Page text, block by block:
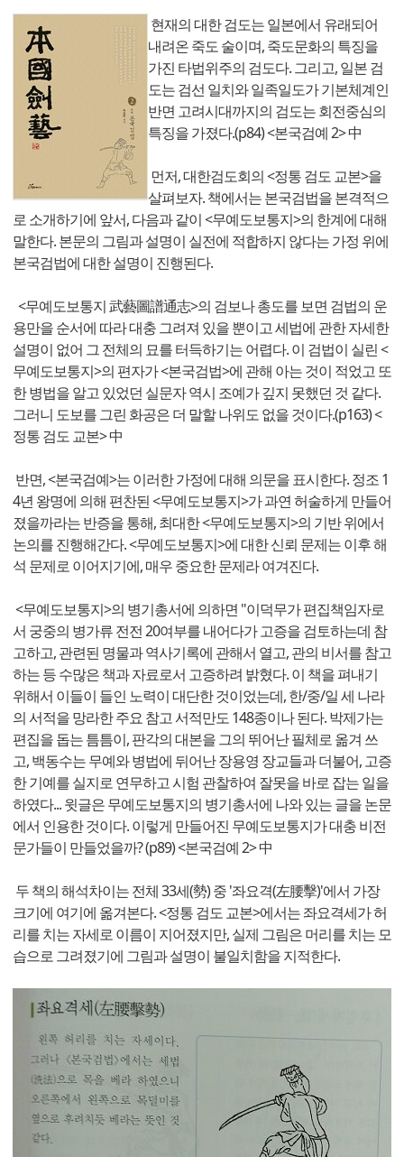
현재의 대한 검도는 일본에서 유래되어
내려온 죽도 술이며, 죽도문화의 특징을
가진 타법위주의 검도다. 그리고, 일본 검
도는 검선 일치와 일족일도가 기본체계인
반면 고려시대까지의 검도는 회전중심의
특징을 가졌다.(p84) <본국검예 2> 中
먼저, 대한검도회의 <정통 검도 교본>을
살펴보자. 책에서는 본국검법을 본격적으
로 소개하기에 앞서, 다음과 같이 <무예도보통지>의 한계에 대해
말한다. 본문의 그림과 설명이 실전에 적합하지 않다는 가정 위에
본국검법에 대한 설명이 진행된다.
<무예도보통지 武藝圖譜通志>의 검보나 총도를 보면 검법의 운
용만을 순서에 따라 대충 그려져 있을 뿐이고 세법에 관한 자세한
설명이 없어 그 전체의 묘를 터득하기는 어렵다. 이 검법이 실린 <
무예도보통지>의 편자가 <본국검법>에 관해 아는 것이 적었고 또
한 병법을 알고 있었던 실문자 역시 조예가 깊지 못했던 것 같다.
그러니 도보를 그린 화공은 더 말할 나위도 없을 것이다.(p163) <
정통 검도 교본> 中
반면, <본국검예>는 이러한 가정에 대해 의문을 표시한다. 정조 1
4년 왕명에 의해 편찬된 <무예도보통지>가 과연 허술하게 만들어
졌을까라는 반증을 통해, 최대한 <무예도보통지>의 기반 위에서
논의를 진행해간다. <무예도보통지>에 대한 신뢰 문제는 이후 해
석 문제로 이어지기에, 매우 중요한 문제라 여겨진다.
<무예도보통지>의 병기총서에 의하면 "이덕무가 편집책임자로
서 궁중의 병가류 전전 20여부를 내어다가 고증을 검토하는데 참
고하고, 관련된 명물과 역사기록에 관해서 열고, 관의 비서를 참고
하는 등 수많은 책과 자료로서 고증하려 밝혔다. 이 책을 펴내기
위해서 이들이 들인 노력이 대단한 것이었는데, 한/중/일 세 나라
의 서적을 망라한 주요 참고 서적만도 148종이나 된다. 박제가는
편집을 돕는 틈틈이, 판각의 대본을 그의 뛰어난 필체로 옮겨 쓰
고, 백동수는 무예와 병법에 뒤어난 장용영 장교들과 더불어, 고증
한 기예를 실지로 연무하고 시험 관찰하여 잘못을 바로 잡는 일을
하였다... 윗글은 무예도보통지의 병기총서에 나와 있는 글을 논문
에서 인용한 것이다. 이렇게 만들어진 무예도보통지가 대충 비전
문가들이 만들었을까? (p89) <본국검예 2> 中
두 책의 해석차이는 전체 33세(勢) 중 '좌요격(左腰擊)'에서 가장
크기에 여기에 옮겨본다. <정통 검도 교본>에서는 좌요격세가 허
리를 치는 자세로 이름이 지어졌지만, 실제 그림은 머리를 치는 모
습으로 그려졌기에 그림과 설명이 불일치함을 지적한다.